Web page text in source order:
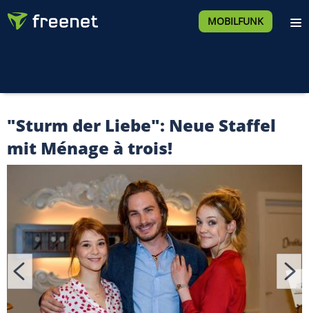
MOBILFUNK
"Sturm der Liebe": Neue Staffel
mit Ménage à trois!